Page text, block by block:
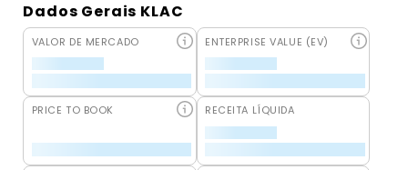
Dados Gerais KLAC
VALOR DE MERCADO ENTERPRISE VALUE (EV)
PRICE TO BOOK RECEITA LÍQUIDA